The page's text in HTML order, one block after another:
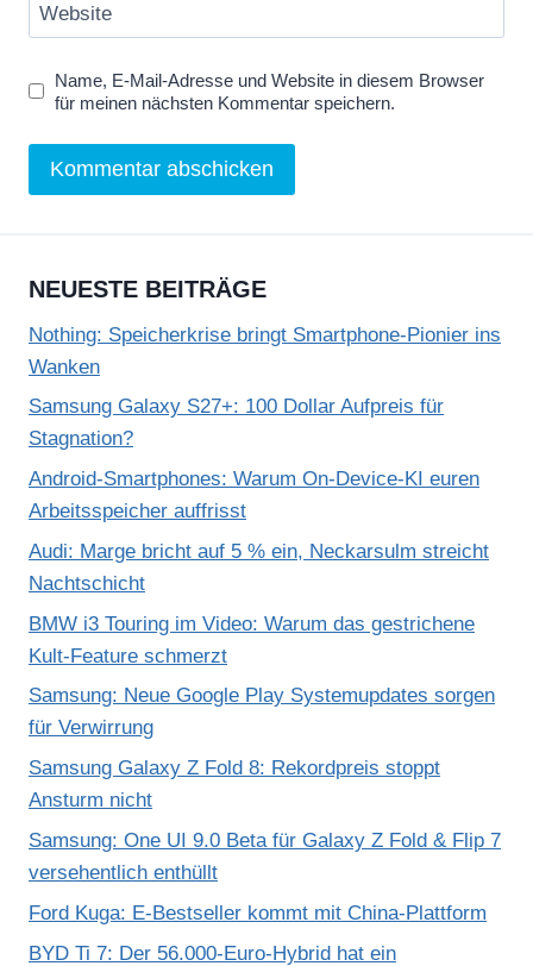
Website
Name, E-Mail-Adresse und Website in diesem Browser
für meinen nächsten Kommentar speichern.
NEUESTE BEITRÄGE
Nothing: Speicherkrise bringt Smartphone-Pionier ins
Wanken
Samsung Galaxy S27+: 100 Dollar Aufpreis für
Stagnation?
Android-Smartphones: Warum On-Device-KI euren
Arbeitsspeicher auffrisst
Audi: Marge bricht auf 5 % ein, Neckarsulm streicht
Nachtschicht
BMW i3 Touring im Video: Warum das gestrichene
Kult-Feature schmerzt
Samsung: Neue Google Play Systemupdates sorgen
für Verwirrung
Samsung Galaxy Z Fold 8: Rekordpreis stoppt
Ansturm nicht
Samsung: One UI 9.0 Beta für Galaxy Z Fold & Flip 7
versehentlich enthüllt
Ford Kuga: E-Bestseller kommt mit China-Plattform
BYD Ti 7: Der 56.000-Euro-Hybrid hat ein